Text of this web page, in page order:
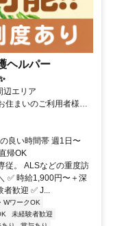
ヘルパー
辺エリア
住まいのご利用者様の
良い時間帯 週1日〜
帰OK
従。 ALSなどの重度訪
✅ 時給1,900円〜＋深
者歓迎 ✅ J...
WワークOK
未経験者歓迎